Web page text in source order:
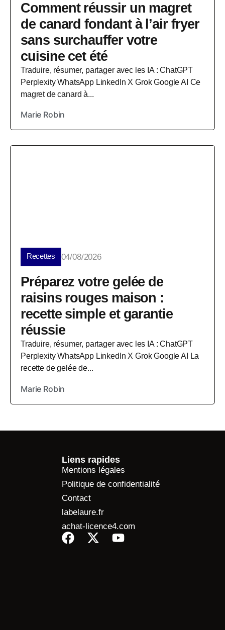
Comment réussir un magret
de canard fondant à l’air fryer
sans surchauffer votre
cuisine cet été
Traduire, résumer, partager avec les IA : ChatGPT
Perplexity WhatsApp LinkedIn X Grok Google AI Ce
magret de canard à...
Marie Robin
Recettes 04/08/2026
Préparez votre gelée de
raisins rouges maison :
recette simple et garantie
réussie
Traduire, résumer, partager avec les IA : ChatGPT
Perplexity WhatsApp LinkedIn X Grok Google AI La
recette de gelée de...
Marie Robin
Liens rapides
Mentions légales
Politique de confidentialité
Contact
labelaure.fr
achat-licence4.com